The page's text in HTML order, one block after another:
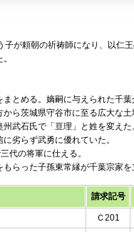
が頼朝の祈祷師になり、以仁
める。嫡嗣に与えられた千葉
茨城県守谷市に至る広大な土
石氏で「亘理」と姓を変えた
劣らず武勇に優れていた。
の将軍に仕える。
った子孫東常縁が千葉宗家を
請求記号
Ｃ201